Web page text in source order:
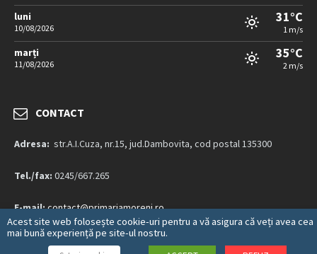
luni
10/08/2026
31°C
1 m/s
marți
11/08/2026
35°C
2 m/s
CONTACT
Adresa: str.A.I.Cuza, nr.15, jud.Dambovita, cod postal 135300
Tel./fax: 0245/667.265
E-mail:contact@primariamoreni.ro
Mai multe detalii…
Acest site web folosește cookie-uri pentru a vă asigura că veți avea cea
mai bună experiență pe site-ul nostru.